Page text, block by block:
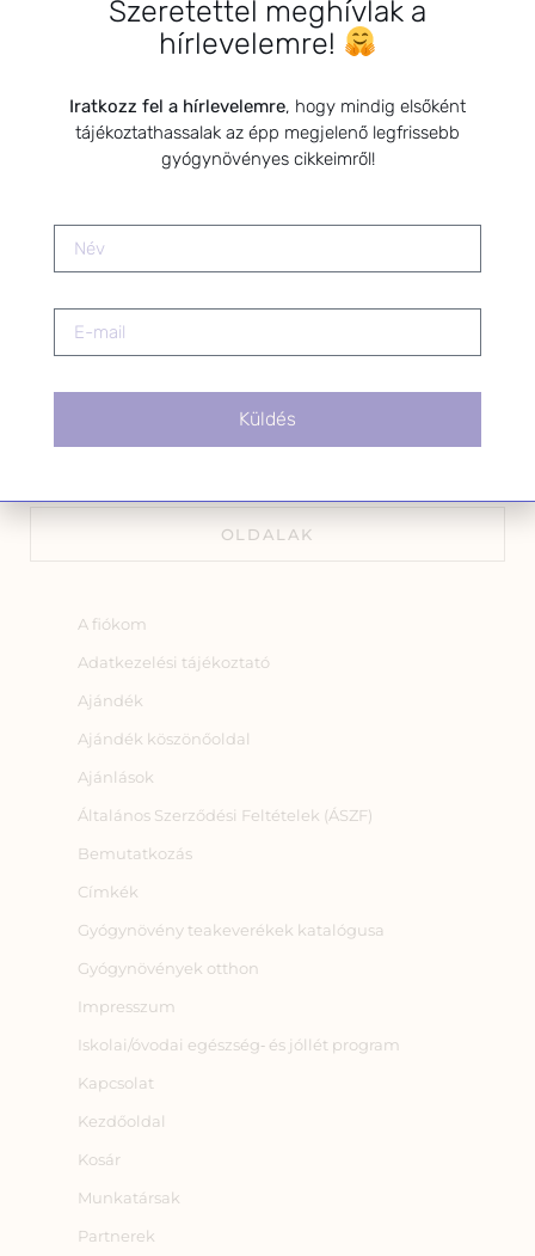
Kérlek a feliratkozáshoz fogadd el
az alábbi nyilatkozatot:
Adatkezelési tájékoztatóban
foglaltak szerint a HerbClinic
hírleveleket küldjön nekem.
A hírlevélről bármikor
OLDALAK
A fiókom
Adatkezelési tájékoztató
Ajándék
Ajándék köszönőoldal
Ajánlások
Általános Szerződési Feltételek (ÁSZF)
Bemutatkozás
Címkék
Gyógynövény teakeverékek katalógusa
Gyógynövények otthon
Impresszum
Iskolai/óvodai egészség‑ és jóllét program
Kapcsolat
Kezdőoldal
Kosár
Munkatársak
Partnerek
Szeretettel meghívlak a
hírlevelemre!
Iratkozz fel a hírlevelemre, hogy mindig elsőként
tájékoztathassalak az épp megjelenő legfrissebb
gyógynövényes cikkeimről!
Küldés